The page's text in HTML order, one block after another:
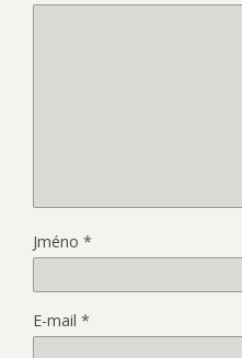
Jméno *
E-mail *